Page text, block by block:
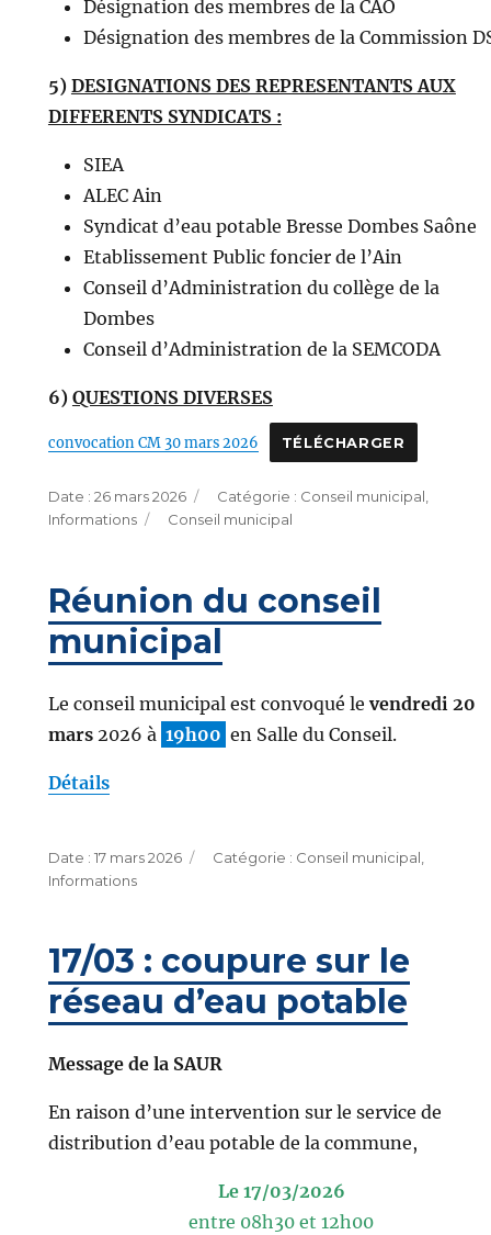
Désignation des membres de la CAO
Désignation des membres de la Commission
5) DESIGNATIONS DES REPRESENTANTS AUX
DIFFERENTS SYNDICATS :
SIEA
ALEC Ain
Syndicat d’eau potable Bresse Dombes Saône
Etablissement Public foncier de l’Ain
Conseil d’Administration du collège de la
Dombes
Conseil d’Administration de la SEMCODA
6) QUESTIONS DIVERSES
convocation CM 30 mars 2026 TÉLÉCHARGER
Publié
le
26 mars 2026 Catégories
Conseil municipal
Informations
Étiquettes
Conseil municipal
Réunion du conseil
municipal
Le conseil municipal est convoqué le vendredi 20
mars2026 à 19h00 en Salle du Conseil.
Détails
Publié
le
17 mars 2026 Catégories
Conseil municipal
Informations
17/03 : coupure sur le
réseau d’eau potable
Message de la SAUR
En raison d’une intervention sur le service de
distribution d’eau potable de la commune,
Le 17/03/2026
entre 08h30 et 12h00